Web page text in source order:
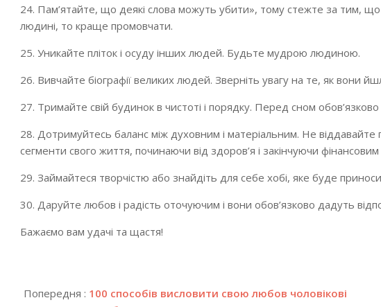
24. Пам’ятайте, що деякі слова можуть убити», тому стежте за тим,
людині, то краще промовчати.
25. Уникайте пліток і осуду інших людей. Будьте мудрою людиною.
26. Вивчайте біографії великих людей. Зверніть увагу на те, як вони
27. Тримайте свій будинок в чистоті і порядку. Перед сном
28. Дотримуйтесь баланс між духовним і матеріальним. Не
сегменти свого життя, починаючи від здоров’я і закінчуючи
29. Займайтеся творчістю або знайдіть для себе хобі, яке буде
30. Даруйте любов і радість оточуючим і вони обов’язково дадуть
Бажаємо вам удачі та щастя!
12-
Попередня : 100 способів висловити свою любов чоловікові